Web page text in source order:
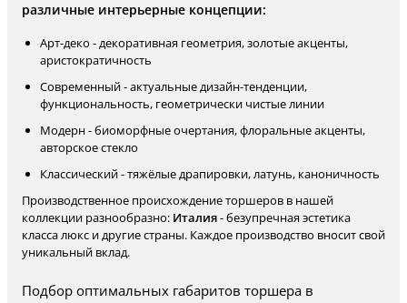
различные интерьерные концепции:
Арт-деко - декоративная геометрия, золотые акценты,
аристократичность
Современный - актуальные дизайн-тенденции,
функциональность, геометрически чистые линии
Модерн - биоморфные очертания, флоральные акценты,
авторское стекло
Классический - тяжёлые драпировки, латунь, каноничность
Производственное происхождение торшеров в нашей
коллекции разнообразно: Италия- безупречная эстетика
класса люкс и другие страны. Каждое производство вносит свой
уникальный вклад.
Подбор оптимальных габаритов торшера в